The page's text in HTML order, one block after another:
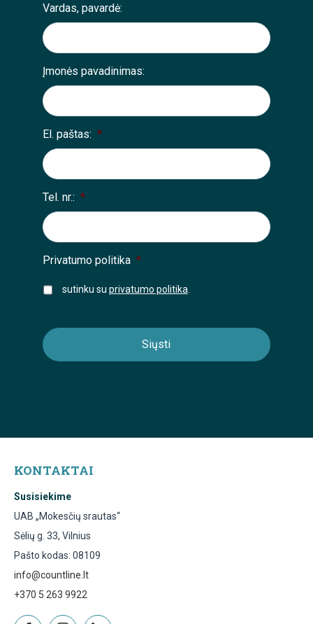
Vardas, pavardė:
Įmonės pavadinimas:
El. paštas: *
Tel. nr.: *
Privatumo politika *
sutinku su privatumo politika
KONTAKTAI
Susisiekime
UAB „Mokesčių srautas“
Sėlių g. 33, Vilnius
Pašto kodas: 08109
info@countline.lt
+370 5 263 9922